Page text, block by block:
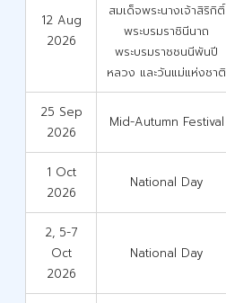
12 Aug
2026
สมเด็จพระนางเจ้าสิริกิติ์
พระบรมราชินีนาถ
พระบรมราชชนนีพันปี
หลวง และวันแม่แห่งชาติ
25 Sep
2026
Mid-Autumn Festival
1 Oct
2026
National Day
2, 5-7
Oct
2026
National Day